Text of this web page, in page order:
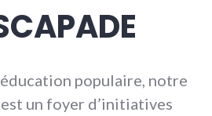
populaire, notre
un foyer d’initiatives